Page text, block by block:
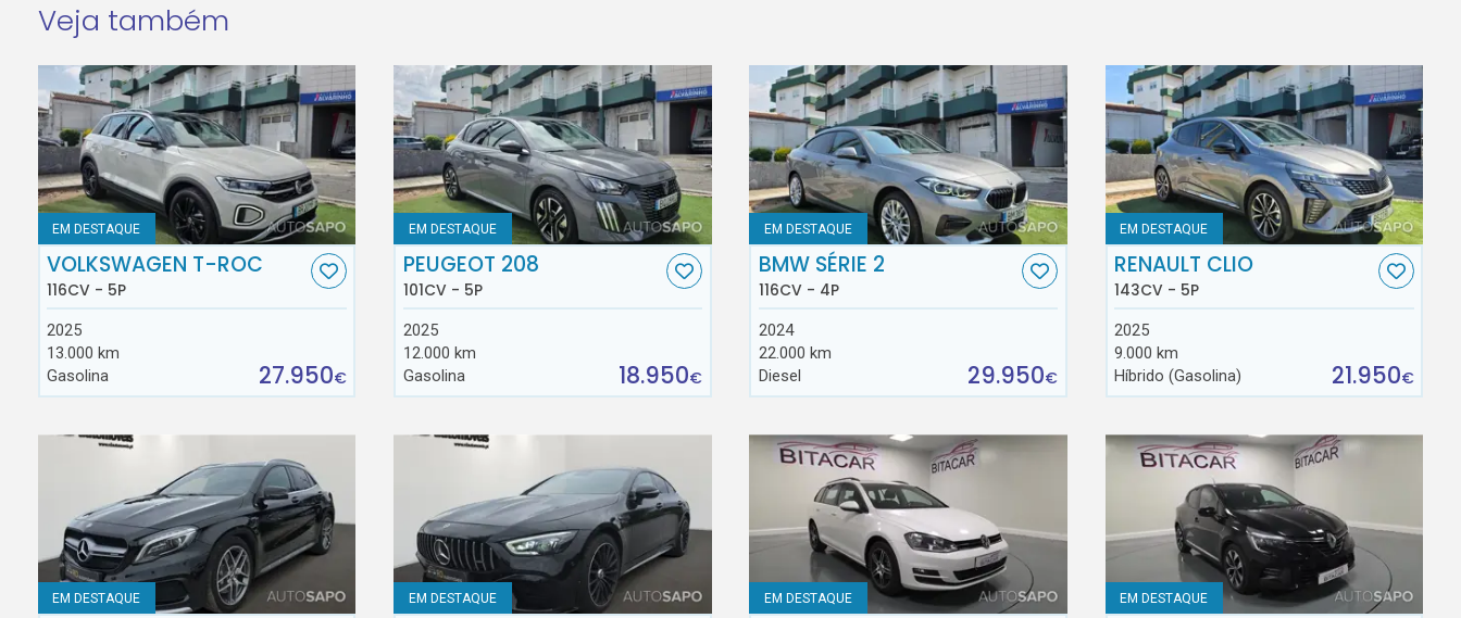
Veja também
EM DESTAQUE
VOLKSWAGEN T-ROC
116CV - 5P
2025
13.000 km
Gasolina
27.950€
EM DESTAQUE
PEUGEOT 208
101CV - 5P
2025
12.000 km
Gasolina
18.950€
EM DESTAQUE
BMW SÉRIE 2
116CV - 4P
2024
22.000 km
Diesel
29.950€
EM DESTAQUE
RENAULT CLIO
143CV - 5P
2025
9.000 km
Híbrido (Gasolina)
21.950€
EM DESTAQUE EM DESTAQUE EM DESTAQUE EM DESTAQUE